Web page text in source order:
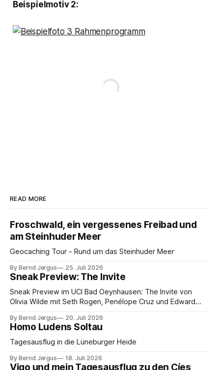
Beispielmotiv 2:
READ MORE
Froschwald, ein vergessenes Freibad und
am Steinhuder Meer
Geocaching Tour - Rund um das Steinhuder Meer
By Bernd Jergus 25. Juli 2026
Sneak Preview: The Invite
Sneak Preview im UCI Bad Oeynhausen: The Invite von
Olivia Wilde mit Seth Rogen, Penélope Cruz und Edward
By Bernd Jergus 20. Juli 2026
Homo Ludens Soltau
Tagesausflug in die Lüneburger Heide
By Bernd Jergus 18. Juli 2026
Vigo und mein Tagesausflug zu den Cíes